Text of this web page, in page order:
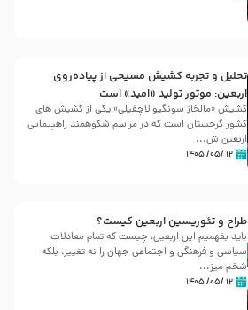
تحلیل و تجربه کشیش مسیحی از پیاده‌روی
اربعین: موتور تولید «امید» است
کشیش «مالخاز سونگیو لاچفیلی» یکی از کشیش های
کشور گرجستان است که در مراسم شکوهمند راهپیمایی
اربعین ش...
۱۲ /۰۵/ ۱۴۰۵
طراح و تئوریسین اربعین کیست؟
باید بفهمیم این اربعین، چیست که تمام معادلات
سیاسی و فرهنگی و اجتماعی جهان را نه تغییر، بلکه
شخم میز...
۱۲ /۰۵/ ۱۴۰۵